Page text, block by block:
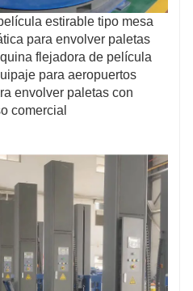
estirable tipo mesa
para envolver paletas
flejadora de película
para aeropuertos
envolver paletas con
comercial